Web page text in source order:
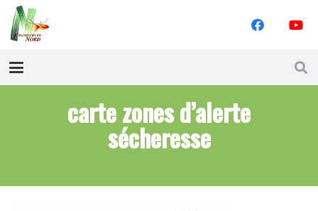
carte zones d’alerte
sécheresse